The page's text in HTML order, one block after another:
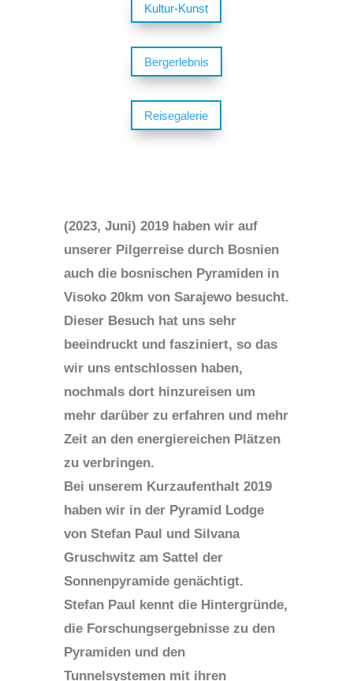
Kultur-Kunst
Bergerlebnis
Reisegalerie
(2023, Juni) 2019 haben wir auf
unserer Pilgerreise durch Bosnien
auch die bosnischen Pyramiden in
Visoko 20km von Sarajewo besucht.
Dieser Besuch hat uns sehr
beeindruckt und fasziniert, so das
wir uns entschlossen haben,
nochmals dort hinzureisen um
mehr darüber zu erfahren und mehr
Zeit an den energiereichen Plätzen
zu verbringen.
Bei unserem Kurzaufenthalt 2019
haben wir in der Pyramid Lodge
von Stefan Paul und Silvana
Gruschwitz am Sattel der
Sonnenpyramide genächtigt.
Stefan Paul kennt die Hintergründe,
die Forschungsergebnisse zu den
Pyramiden und den
Tunnelsystemen mit ihren